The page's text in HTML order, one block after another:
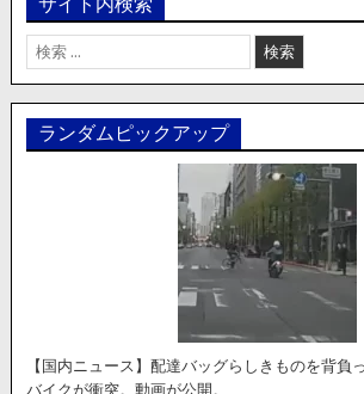
検
索:
ランダムピックアップ
【国内ニュース】配達バッグらしきものを背負
バイクが衝突。動画が公開。